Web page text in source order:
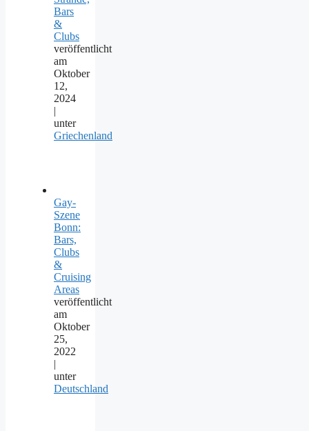
Bars
&
Clubs
veröffentlicht
am
Oktober
12,
2024
|
unter
Griechenland
Gay-
Szene
Bonn:
Bars,
Clubs
&
Cruising
Areas
veröffentlicht
am
Oktober
25,
2022
|
unter
Deutschland